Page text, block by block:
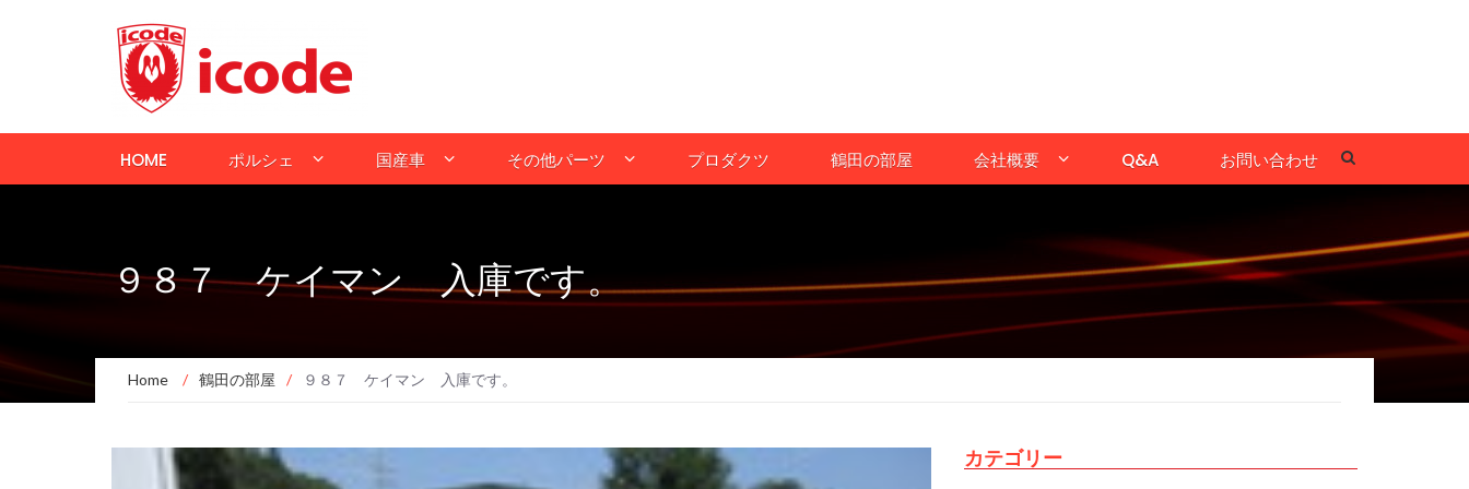
HOME ポルシェ 国産車 その他パーツ プロダクツ 鶴田の部屋 会社概要 Q&A お問い合わせ
９８７ ケイマン 入庫です。
Home / 鶴田の部屋 / ９８７ ケイマン 入庫です。
カテゴリー